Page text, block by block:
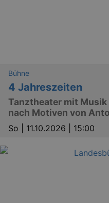
Bühne
4 Jahreszeiten
Tanztheater mit
nach Motiven von
So | 11.10.2026 | 15:00